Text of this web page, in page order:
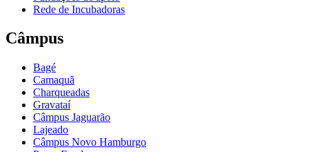
Rede de Incubadoras
Câmpus
Bagé
Camaquã
Charqueadas
Gravataí
Câmpus Jaguarão
Lajeado
Câmpus Novo Hamburgo